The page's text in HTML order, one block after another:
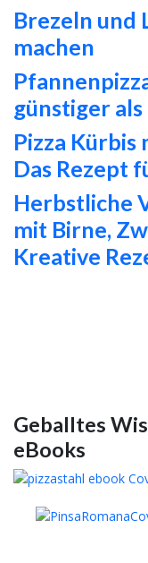
Brezeln und
machen
günstiger
Pizza
Das Rezept
Herbstliche
mit Birne,
Kreative
Geballtes
eBooks